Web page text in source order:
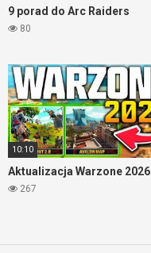
9 porad do Arc Raiders
80
10:10
Aktualizacja Warzone 2026
267